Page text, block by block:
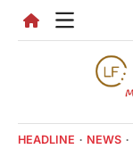
HEADLINE NEWS